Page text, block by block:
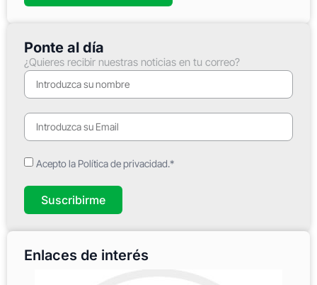
Ponte al día
¿Quieres recibir nuestras noticias en tu correo?
Acepto la Política de privacidad.*
Suscribirme
Enlaces de interés